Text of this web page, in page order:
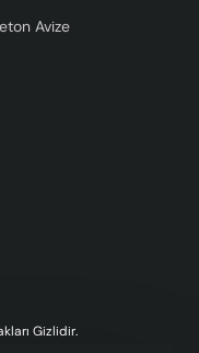
Avize
Gizlidir.